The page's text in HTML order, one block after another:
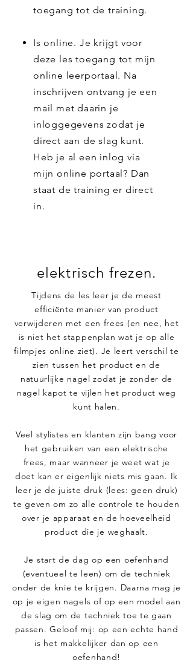
toegang tot de training.
Is online. Je krijgt voor
deze les toegang tot mijn
online leerportaal. Na
inschrijven ontvang je een
mail met daarin je
inloggegevens zodat je
direct aan de slag kunt.
Heb je al een inlog via
mijn online portaal? Dan
staat de training er direct
in.
elektrisch frezen.
Tijdens de les leer je de meest
efficiënte manier van product
verwijderen met een frees (en nee, het
is niet het stappenplan wat je op alle
filmpjes online ziet). Je leert verschil te
zien tussen het product en de
natuurlijke nagel zodat je zonder de
nagel kapot te vijlen het product weg
kunt halen.
Veel stylistes en klanten zijn bang voor
het gebruiken van een elektrische
frees, maar wanneer je weet wat je
doet kan er eigenlijk niets mis gaan. Ik
leer je de juiste druk (lees: geen druk)
te geven om zo alle controle te houden
over je apparaat en de hoeveelheid
product die je weghaalt.
Je start de dag op een oefenhand
(eventueel te leen) om de techniek
onder de knie te krijgen. Daarna mag je
op je eigen nagels of op een model aan
de slag om de techniek toe te gaan
passen. Geloof mij: op een echte hand
is het makkelijker dan op een
oefenhand!